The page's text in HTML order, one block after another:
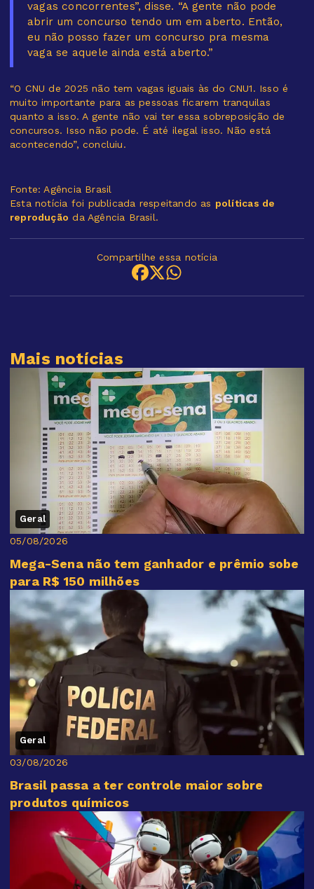
vagas concorrentes”, disse. “A gente não pode
abrir um concurso tendo um em aberto. Então,
eu não posso fazer um concurso pra mesma
vaga se aquele ainda está aberto.”
“O CNU de 2025 não tem vagas iguais às do CNU1. Isso é
muito importante para as pessoas ficarem tranquilas
quanto a isso. A gente não vai ter essa sobreposição de
concursos. Isso não pode. É até ilegal isso. Não está
acontecendo”, concluiu.
Fonte: Agência Brasil
Esta notícia foi publicada respeitando as políticas de
reprodução da Agência Brasil.
Compartilhe essa notícia
Mais notícias
Geral
05/08/2026
Mega-Sena não tem ganhador e prêmio sobe
para R$ 150 milhões
Geral
03/08/2026
Brasil passa a ter controle maior sobre
produtos químicos